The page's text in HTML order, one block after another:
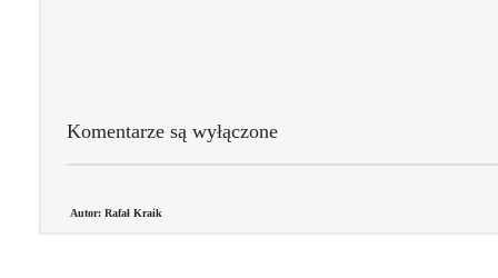
Komentarze są wyłączone
Autor: Rafał Kraik